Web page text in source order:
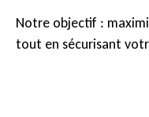
Notre objectif :
tout en sécurisant